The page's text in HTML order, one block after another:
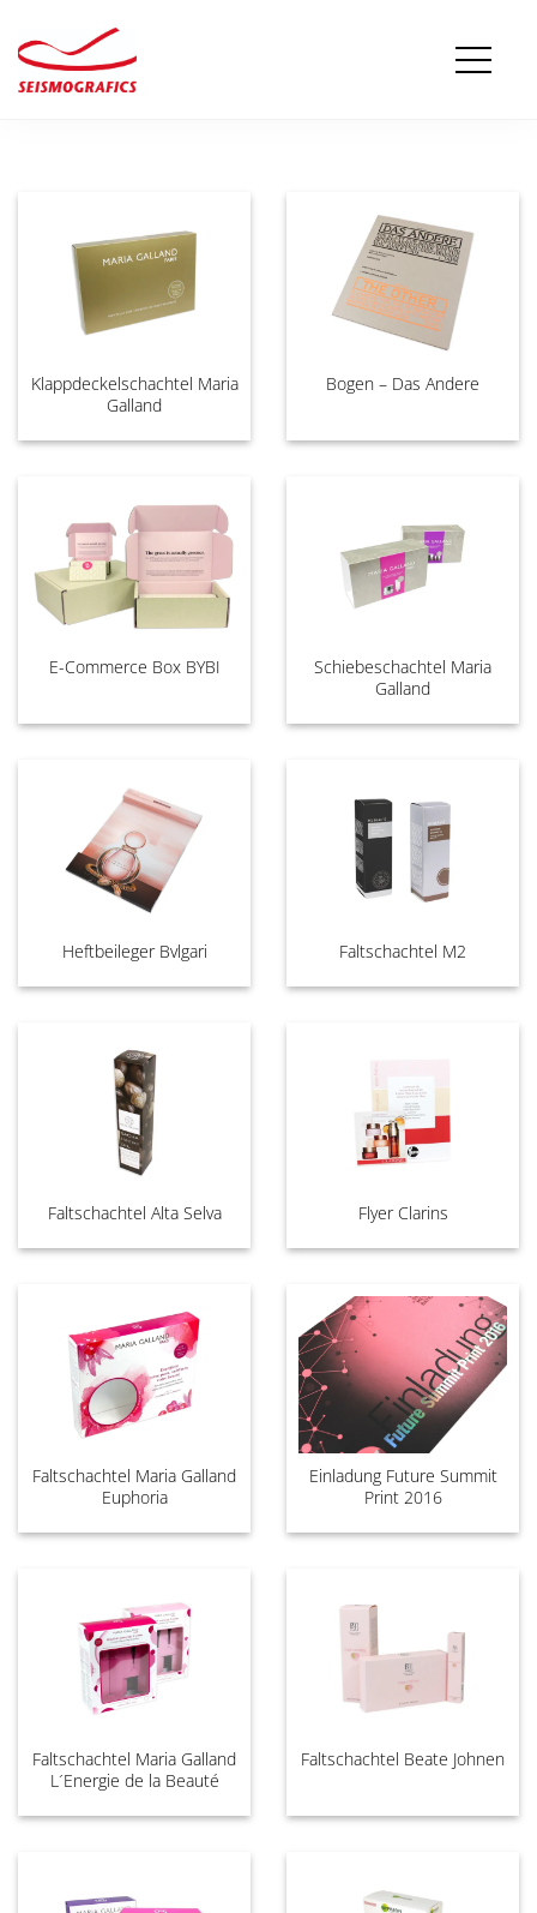
Klappdeckelschachtel Maria
Galland
Bogen – Das Andere
E-Commerce Box BYBI
Schiebeschachtel Maria
Galland
Heftbeileger Bvlgari Faltschachtel M2
Faltschachtel Alta Selva Flyer Clarins
Faltschachtel Maria Galland
Euphoria
Einladung Future Summit
Print 2016
Faltschachtel Maria Galland
L´Energie de la Beauté
Faltschachtel Beate Johnen